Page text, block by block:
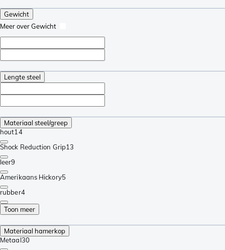
Gewicht
Meer over Gewicht
Lengte steel
Materiaal steel/greep
hout14
Shock Reduction Grip13
leer9
Amerikaans Hickory5
rubber4
Toon meer
Materiaal hamerkop
Metaal30